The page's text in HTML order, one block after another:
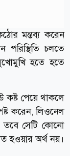
মন্তব্য করেন
পরিস্থিতি চলতে
হতে হতে
কষ্ট পেয়ে থাকলে
করেন, লিওনেল
তবে সেটি কোনো
হওয়ার অর্থ নয়।